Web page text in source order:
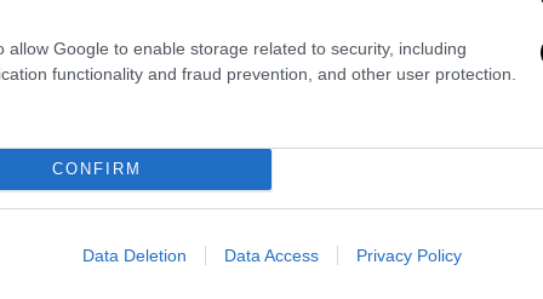
allow Google to enable storage related to security, including
functionality and fraud prevention, and other user protection.
CONFIRM
Data Deletion Data Access Privacy Policy
Σύμφωνα με την Sunday Times,
χρειάστηκαν μήνες για να οργανωθεί
με εθνικιστές